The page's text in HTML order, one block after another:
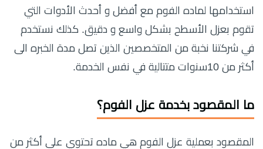
استخدامها لماده الفوم مع أفضل و أحدث الأدوات التي
تقوم بعزل الأسطح بشكل واسع و دقيق. كذلك نستخدم
في شركتنا نخبة من المتخصصين الذين تصل مدة الخبره الى
أكثر من 10سنوات متتالية في نفس الخدمة.
ما المقصود بخدمة عزل الفوم؟
المقصود بعملية عزل الفوم هي ماده تحتوي على أكثر من